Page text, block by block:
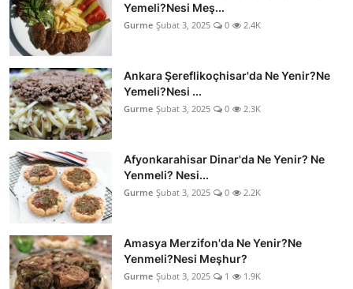
Yemeli?Nesi Meş...
Gurme Şubat 3, 2025 0 2.4K
Ankara Şereflikoçhisar'da Ne Yenir?Ne
Yemeli?Nesi ...
Gurme Şubat 3, 2025 0 2.3K
Afyonkarahisar Dinar'da Ne Yenir? Ne
Yenmeli? Nesi...
Gurme Şubat 3, 2025 0 2.2K
Amasya Merzifon'da Ne Yenir?Ne
Yenmeli?Nesi Meşhur?
Gurme Şubat 3, 2025 1 1.9K